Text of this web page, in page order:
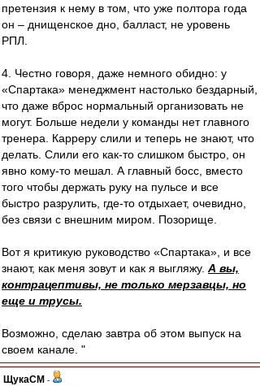
претензия к нему в том, что уже полтора года
он – днищенское дно, балласт, не уровень
РПЛ.
4. Честно говоря, даже немного обидно: у
«Спартака» менеджмент настолько бездарный,
что даже вброс нормальный организовать не
могут. Больше недели у команды нет главного
тренера. Карреру слили и теперь не знают, что
делать. Слили его как-то слишком быстро, он
явно кому-то мешал. А главный босс, вместо
того чтобы держать руку на пульсе и все
быстро разрулить, где-то отдыхает, очевидно,
без связи с внешним миром. Позорище.
Вот я критикую руководство «Спартака», и все
знают, как меня зовут и как я выгляжу. А вы,
контрацептивы, не только мерзавцы, но
еще и трусы.
Возможно, сделаю завтра об этом выпуск на
своем канале. "
ЩукаСМ -